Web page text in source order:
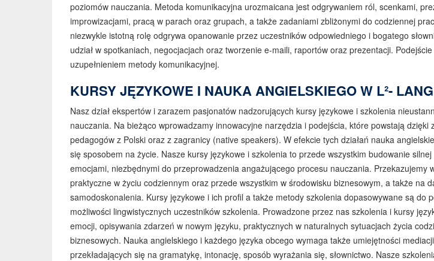
poziomów nauczania. Metoda komunikacyjna urozmaicana jest odgrywaniem ról, scenkami,
improwizacjami, pracą w parach oraz grupach, a także zadaniami zbliżonymi do codziennej
niezwykle istotną rolę odgrywa opanowanie przez uczestników odpowiedniego i bogatego
udział w spotkaniach, negocjacjach oraz tworzenie e-maili, raportów oraz prezentacji.
uzupełnieniem metody komunikacyjnej.
KURSY JĘZYKOWE I NAUKA ANGIELSKIEGO W L²-
Nasz dział ekspertów i zarazem pasjonatów nadzorujących kursy językowe i szkolenia
nauczania. Na bieżąco wprowadzamy innowacyjne narzędzia i podejścia, które powstają dzięki
pedagogów z Polski oraz z zagranicy (native speakers). W efekcie tych działań nauka
się sposobem na życie. Nasze kursy językowe i szkolenia to przede wszystkim budowanie
emocjami, niezbędnymi do przeprowadzenia angażującego procesu nauczania. Przekazujemy
praktyczne w życiu codziennym oraz przede wszystkim w środowisku biznesowym, a także na
samodoskonalenia. Kursy językowe i ich profil a także metody szkolenia dopasowywane są do
możliwości lingwistycznych uczestników szkolenia. Prowadzone przez nas szkolenia i kursy
emocji, opisywania zdarzeń w nowym języku, praktycznych w naturalnych sytuacjach życia
biznesowych. Nauka angielskiego i każdego języka obcego wymaga także umiejętności
przekładających się na gramatykę, intonację, sposób wyrażania się, słownictwo. Nasze